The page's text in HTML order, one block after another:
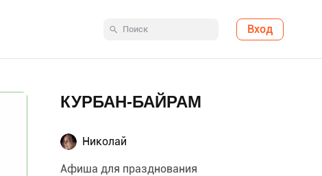
Вход
КУРБАН-БАЙРАМ
Николай
Афиша для празднования